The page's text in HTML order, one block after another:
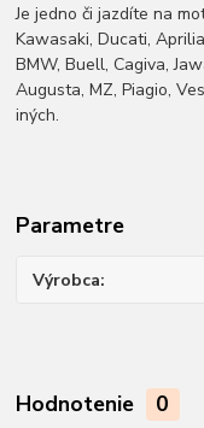
Je jedno či jazdíte na
Kawasaki, Ducati,
BMW, Buell, Cagiva,
Augusta, MZ, Piagio,
iných.
Parametre
Výrobca
Hodnotenie 0